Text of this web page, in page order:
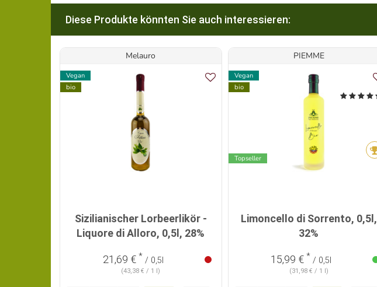
Diese Produkte könnten Sie auch interessieren:
Melauro
Vegan
bio
Sizilianischer Lorbeerlikör -
Liquore di Alloro, 0,5l, 28%
21,69 € * / 0,5l
(43,38 € / 1 l)
PIEMME
Vegan
bio
Topseller
Limoncello di Sorrento, 0,5l,
32%
15,99 € * / 0,5l
(31,98 € / 1 l)